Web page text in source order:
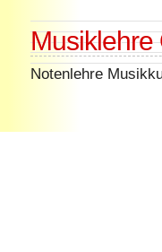
content
Musiklehre
Notenlehre